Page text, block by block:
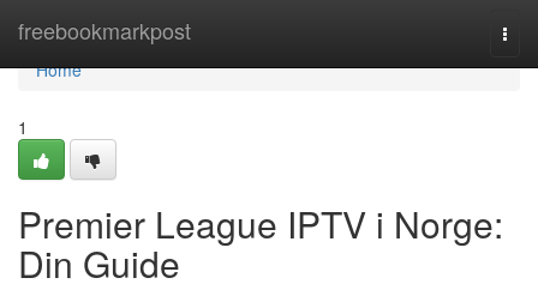
freebookmarkpost
Home
Home
1
Premier League IPTV i Norge:
Din Guide